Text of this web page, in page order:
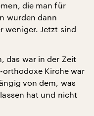
die man für
wurden dann
weniger. Jetzt sind
das war in der Zeit
orthodoxe Kirche war
von dem, was
hat und nicht